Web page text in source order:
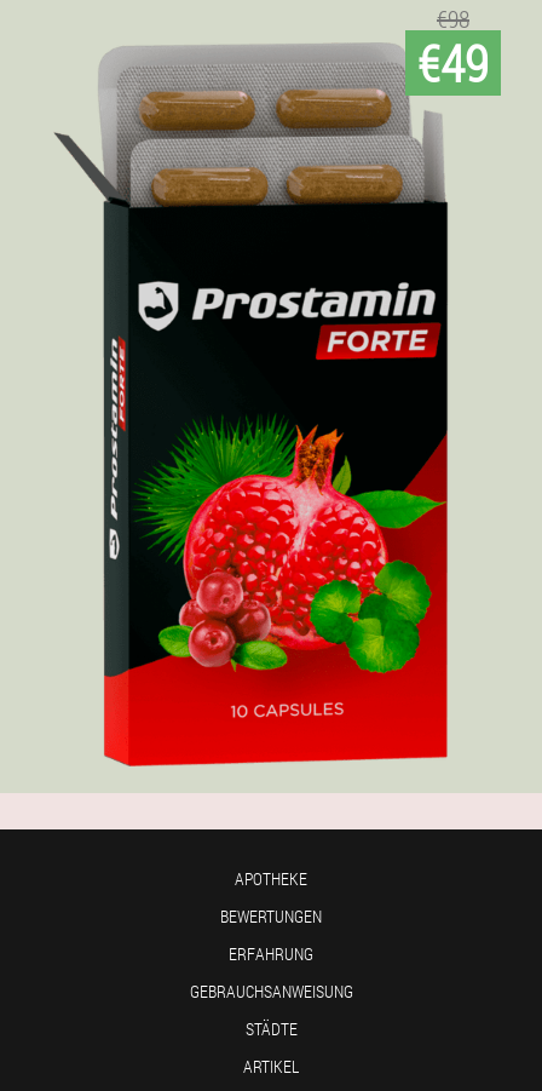
€98
€49
APOTHEKE
BEWERTUNGEN
ERFAHRUNG
GEBRAUCHSANWEISUNG
STÄDTE
ARTIKEL